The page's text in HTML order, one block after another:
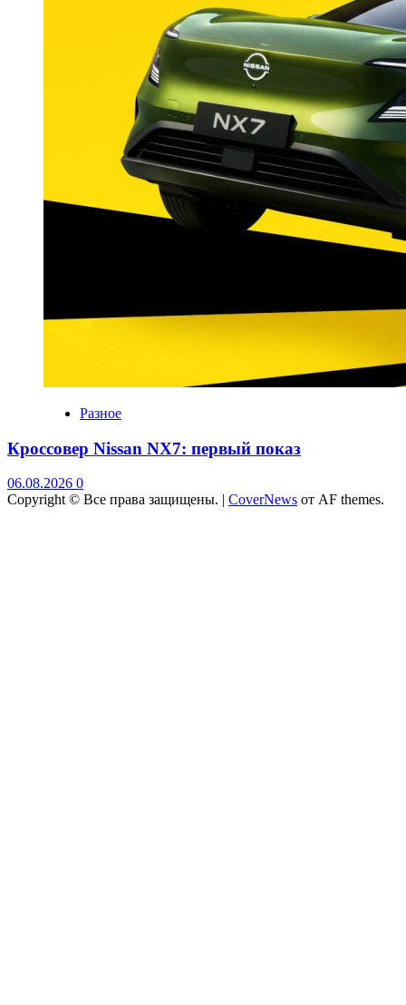
Разное
Кроссовер Nissan NX7: первый показ
06.08.2026 0
Copyright © Все права защищены. | CoverNews от AF themes.